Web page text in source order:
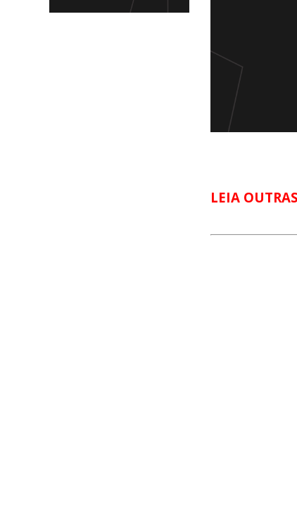
LEIA